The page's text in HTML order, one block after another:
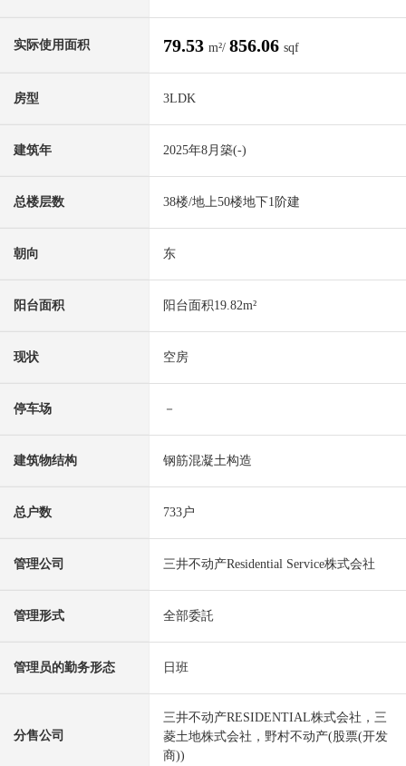
实际使用面积 79.53 m²/ 856.06 sqf
房型 3LDK
建筑年 2025年8月築(-)
总楼层数 38楼/地上50楼地下1阶建
朝向 东
阳台面积 阳台面积19.82m²
现状 空房
停车场 －
建筑物结构 钢筋混凝土构造
总户数 733户
管理公司 三井不动产Residential Service株式会社
管理形式 全部委託
管理员的勤务形态 日班
分售公司
三井不动产RESIDENTIAL株式会社，三
菱土地株式会社，野村不动产(股票(开发
商))